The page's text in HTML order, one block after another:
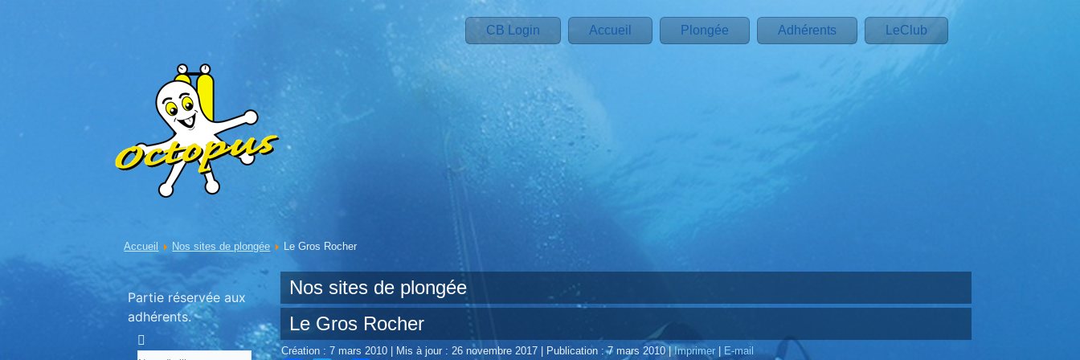
CB Login Accueil Plongée Adhérents LeClub
Accueil Nos sites de plongée Le Gros Rocher
Partie réservée aux
adhérents.
Nos sites de plongée
Le Gros Rocher
Création : 7 mars 2010 Mis à jour : 26 novembre 2017 Publication : 7 mars 2010|Imprimer E-mail